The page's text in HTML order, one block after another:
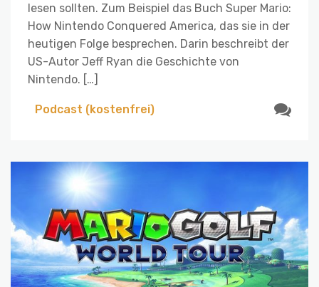
lesen sollten. Zum Beispiel das Buch Super Mario:
How Nintendo Conquered America, das sie in der
heutigen Folge besprechen. Darin beschreibt der
US-Autor Jeff Ryan die Geschichte von
Nintendo. […]
Podcast (kostenfrei)